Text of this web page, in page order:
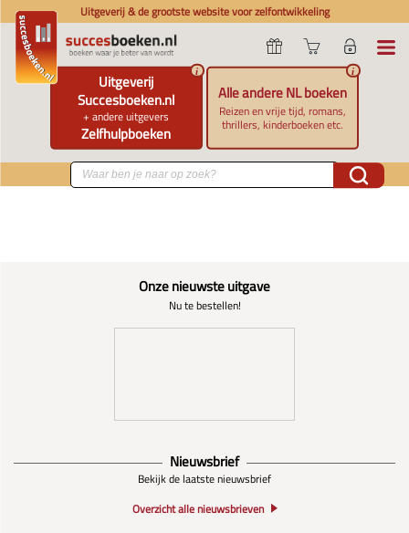
Uitgeverij & de grootste website voor zelfontwikkeling
Uitgeverij
Succesboeken.nl
+ andere uitgevers
Zelfhulpboeken
i
Alle andere NL boeken
Reizen en vrije tijd, romans,
thrillers, kinderboeken etc.
i
Onze nieuwste uitgave
Nu te bestellen!
Nieuwsbrief
Bekijk de laatste nieuwsbrief
Overzicht alle nieuwsbrieven